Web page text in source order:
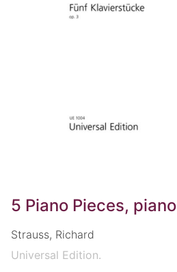
5 Piano Pieces, piano
Strauss, Richard
Universal Edition.